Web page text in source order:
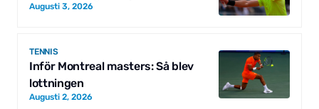
Augusti 3, 2026
TENNIS
Inför Montreal masters: Så blev
lottningen
Augusti 2, 2026